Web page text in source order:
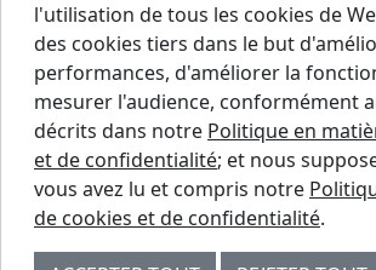
l'utilisation de tous les cookies de
des cookies tiers dans le but
performances, d'améliorer la
mesurer l'audience, conformément
décrits dans notre Politique en
et de confidentialité; et nous
vous avez lu et compris notre
de cookies et de confidentialité.
Trouver un détaillant
Demander un devis
Centre de support
Contactez-nous
© 2026 WESTMAN STEEL INDUSTRIES.